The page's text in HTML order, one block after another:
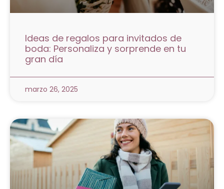
Ideas de regalos para invitados de
boda: Personaliza y sorprende en tu
gran día
marzo 26, 2025